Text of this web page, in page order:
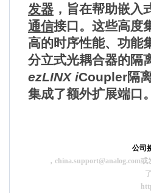
发器 ， 旨在帮助嵌入
通信接口。这些高度
高的时序性能、功能
分立式光耦合器的隔
ezLINX iCoupler隔
集成了额外扩展端口。
公司
或
china.support@analog.com
，